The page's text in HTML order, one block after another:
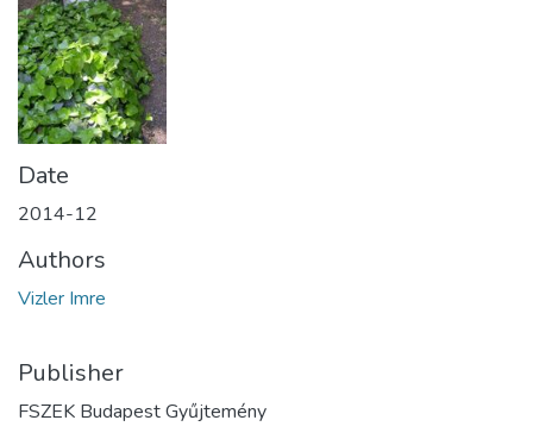
Date
2014-12
Authors
Vizler Imre
Publisher
FSZEK Budapest Gyűjtemény